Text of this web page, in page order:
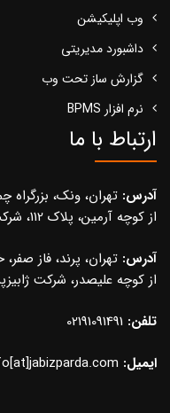
وب اپلیکیشن
داشبورد مدیریتی
گزارش ساز تحت وب
نرم افزار BPMS
ارتباط با ما
آدرس: تهران، ونک،
از کوچه آرمین، پلاک 112، شرکت ژابیزپردا
آدرس: تهران، پرند، فاز
از کوچه علیصدر، شرکت
تلفن: 02191091491
ایمیل: